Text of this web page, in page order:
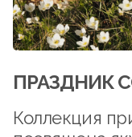
ПРАЗДНИК
Коллекция